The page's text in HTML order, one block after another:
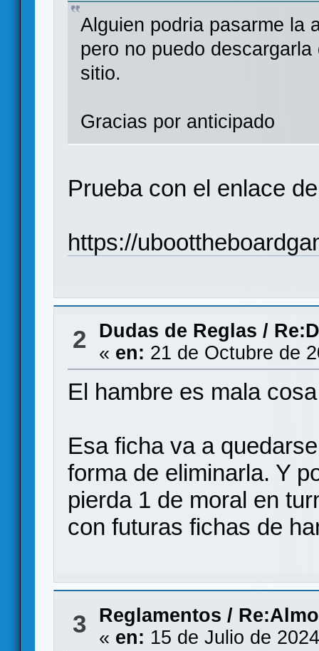
Alguien podria pasarme la
pero no puedo
sitio.
Gracias por anticipado
Prueba con el enlace
https://
2 Dudas de Reglas /
« en: 21 de Octubre de
El hambre es mala
Esa ficha va a
forma de eliminarla. Y
pierda 1 de moral en
con futuras fichas de
3 Reglamentos /
« en: 15 de Julio de